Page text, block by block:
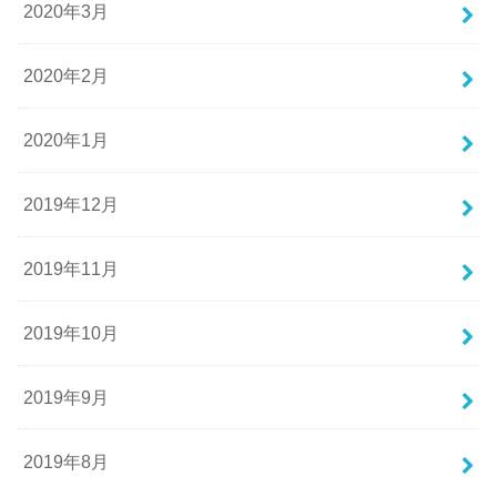
2020年3月
2020年2月
2020年1月
2019年12月
2019年11月
2019年10月
2019年9月
2019年8月